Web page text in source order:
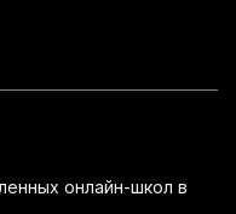
онлайн-школ в